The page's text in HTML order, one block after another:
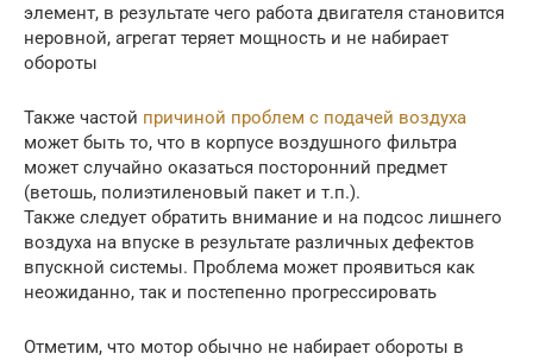
элемент, в результате чего работа двигателя становится
неровной, агрегат теряет мощность и не набирает
обороты
Также частой причиной проблем с подачей воздуха
может быть то, что в корпусе воздушного фильтра
может случайно оказаться посторонний предмет
(ветошь, полиэтиленовый пакет и т.п.).
Также следует обратить внимание и на подсос лишнего
воздуха на впуске в результате различных дефектов
впускной системы. Проблема может проявиться как
неожиданно, так и постепенно прогрессировать
Отметим, что мотор обычно не набирает обороты в